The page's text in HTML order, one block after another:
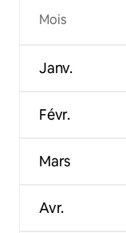
Mois
Janv.
Févr.
Mars
Avr.